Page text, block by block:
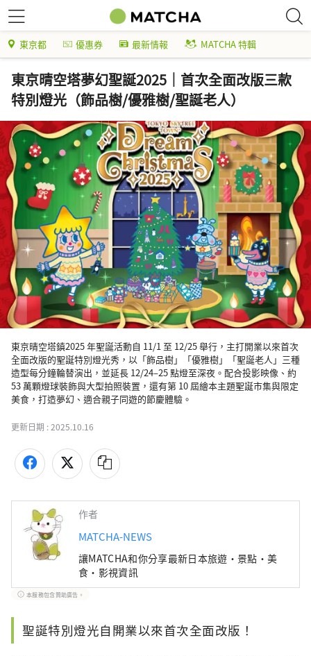
東京都 優惠券 最新情報 MATCHA 特輯
東京晴空塔夢幻聖誕2025｜首次全面改版三款
特別燈光（飾品樹/優雅樹/聖誕老人）
東京晴空塔鎮2025 年聖誕活動自 11/1 至 12/25 舉行，主打開業以來首次
全面改版的聖誕特別燈光秀，以「飾品樹」「優雅樹」「聖誕老人」三種
造型每分鐘輪替演出，並延長 12/24–25 點燈至深夜。配合投影映像、約
53 萬顆燈球裝飾與大型拍照裝置，還有第 10 屆繪本主題聖誕市集與限定
美食，打造夢幻、適合親子同遊的節慶體驗。
更新日期 :2025.10.16
作者
MATCHA-NEWS
讓MATCHA和你分享最新日本旅遊・景點・美
食・影視資訊
本服務包含贊助廣告。
聖誕特別燈光自開業以來首次全面改版！